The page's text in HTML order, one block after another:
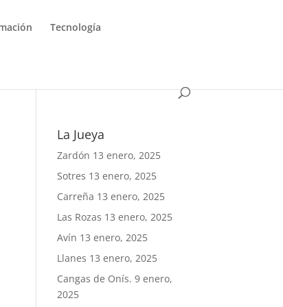
Tecnología
La Jueya
Zardón 13 enero, 2025
Sotres 13 enero, 2025
Carreña 13 enero, 2025
Las Rozas 13 enero, 2025
Avín 13 enero, 2025
Llanes 13 enero, 2025
Cangas de Onís. 9 enero,
2025